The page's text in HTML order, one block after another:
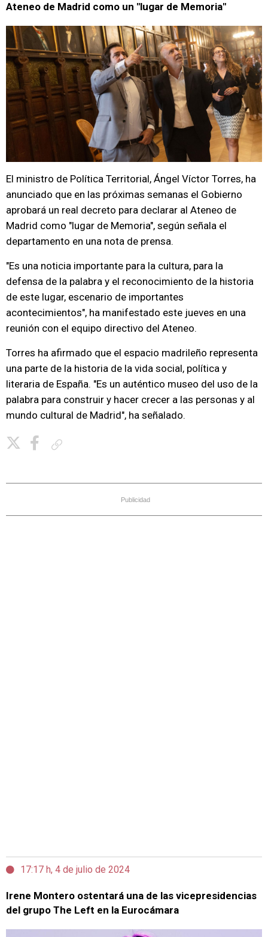
Ateneo de Madrid como un "lugar de Memoria"
El ministro de Política Territorial, Ángel Víctor Torres, ha
anunciado que en las próximas semanas el Gobierno
aprobará un real decreto para declarar al Ateneo de
Madrid como "lugar de Memoria", según señala el
departamento en una nota de prensa.
"Es una noticia importante para la cultura, para la
defensa de la palabra y el reconocimiento de la historia
de este lugar, escenario de importantes
acontecimientos", ha manifestado este jueves en una
reunión con el equipo directivo del Ateneo.
Torres ha afirmado que el espacio madrileño representa
una parte de la historia de la vida social, política y
literaria de España. "Es un auténtico museo del uso de la
palabra para construir y hacer crecer a las personas y al
mundo cultural de Madrid", ha señalado.
Publicidad
17:17 h, 4 de julio de 2024
Irene Montero ostentará una de las vicepresidencias
del grupo The Left en la Eurocámara